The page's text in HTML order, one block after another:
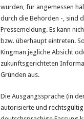
wurden, für angemessen
durch die Behörden -, sind
Pressemeldung. Es kann
bzw. überhaupt eintreten.
Kingman jegliche Absicht
zukunftsgerichteten
Gründen aus.
Die Ausgangssprache (in
autorisierte und